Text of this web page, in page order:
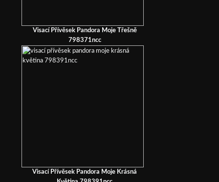
Visací Přívěsek Pandora Moje Třešně
798371ncc
Visací Přívěsek Pandora Moje Krásná